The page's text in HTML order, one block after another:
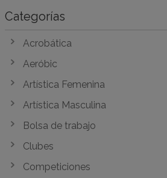
Categorías
Acrobática
Aeróbic
Artística Femenina
Artística Masculina
Bolsa de trabajo
Clubes
Competiciones